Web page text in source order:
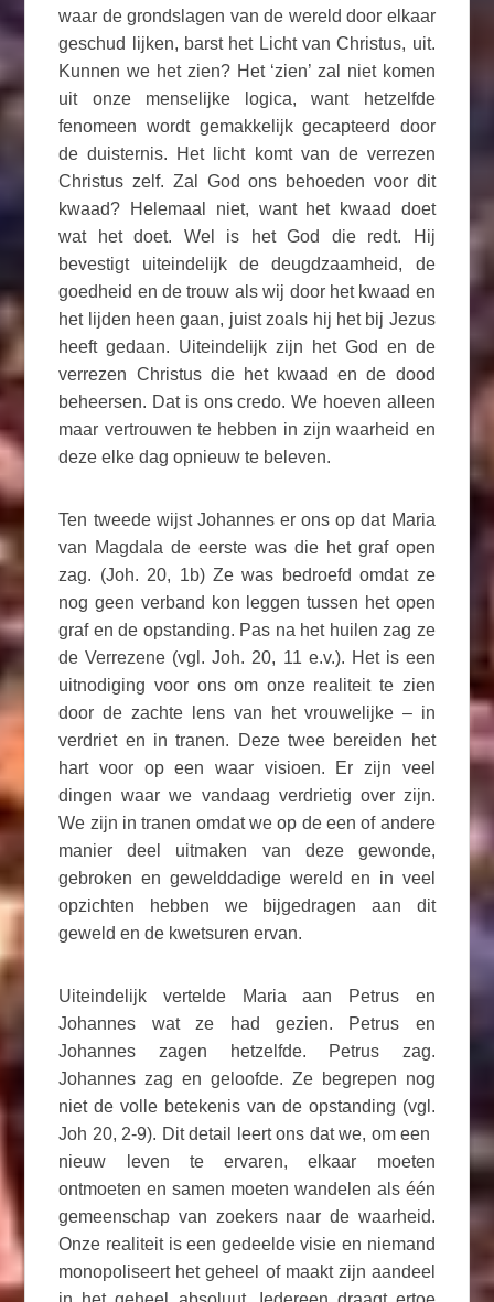
waar de grondslagen van de wereld door elkaar
geschud lijken, barst het Licht van Christus, uit.
Kunnen we het zien? Het ‘zien’ zal niet komen
uit onze menselijke logica, want hetzelfde
fenomeen wordt gemakkelijk gecapteerd door
de duisternis. Het licht komt van de verrezen
Christus zelf. Zal God ons behoeden voor dit
kwaad? Helemaal niet, want het kwaad doet
wat het doet. Wel is het God die redt. Hij
bevestigt uiteindelijk de deugdzaamheid, de
goedheid en de trouw als wij door het kwaad en
het lijden heen gaan, juist zoals hij het bij Jezus
heeft gedaan. Uiteindelijk zijn het God en de
verrezen Christus die het kwaad en de dood
beheersen. Dat is ons credo. We hoeven alleen
maar vertrouwen te hebben in zijn waarheid en
deze elke dag opnieuw te beleven.
Ten tweede wijst Johannes er ons op dat Maria
van Magdala de eerste was die het graf open
zag. (Joh. 20, 1b) Ze was bedroefd omdat ze
nog geen verband kon leggen tussen het open
graf en de opstanding. Pas na het huilen zag ze
de Verrezene (vgl. Joh. 20, 11 e.v.). Het is een
uitnodiging voor ons om onze realiteit te zien
door de zachte lens van het vrouwelijke – in
verdriet en in tranen. Deze twee bereiden het
hart voor op een waar visioen. Er zijn veel
dingen waar we vandaag verdrietig over zijn.
We zijn in tranen omdat we op de een of andere
manier deel uitmaken van deze gewonde,
gebroken en gewelddadige wereld en in veel
opzichten hebben we bijgedragen aan dit
geweld en de kwetsuren ervan.
Uiteindelijk vertelde Maria aan Petrus en
Johannes wat ze had gezien. Petrus en
Johannes zagen hetzelfde. Petrus zag.
Johannes zag en geloofde. Ze begrepen nog
niet de volle betekenis van de opstanding (vgl.
Joh 20, 2-9). Dit detail leert ons dat we, om een ​​
nieuw leven te ervaren, elkaar moeten
ontmoeten en samen moeten wandelen als één
gemeenschap van zoekers naar de waarheid.
Onze realiteit is een gedeelde visie en niemand
monopoliseert het geheel of maakt zijn aandeel